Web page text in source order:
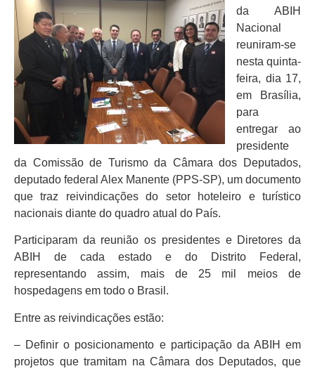
da ABIH
Nacional
reuniram-se
nesta quinta-
feira, dia 17,
em Brasília,
para
entregar ao
presidente
da Comissão de Turismo da Câmara dos Deputados,
deputado federal Alex Manente (PPS-SP), um documento
que traz reivindicações do setor hoteleiro e turístico
nacionais diante do quadro atual do País.
Participaram da reunião os presidentes e Diretores da
ABIH de cada estado e do Distrito Federal,
representando assim, mais de 25 mil meios de
hospedagens em todo o Brasil.
Entre as reivindicações estão:
– Definir o posicionamento e participação da ABIH em
projetos que tramitam na Câmara dos Deputados, que